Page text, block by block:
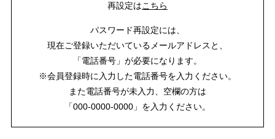
再設定はこちら
パスワード再設定には、
現在ご登録いただいているメールアドレスと、
「電話番号」が必要になります。
※会員登録時に入力した電話番号を入力ください。
また電話番号が未入力、空欄の方は
「000-0000-0000」を入力ください。